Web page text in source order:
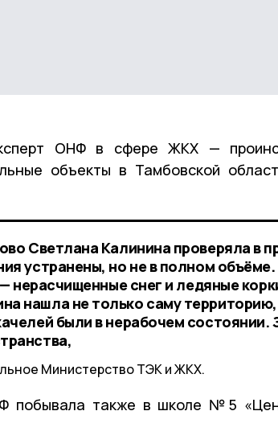
ОНФ в сфере ЖКХ —
объекты в Тамбовской
Светлана Калинина проверяла в
устранены, но не в полном
нерасчищенные снег и ледяные
нашла не только саму
были в нерабочем состоянии.
Министерство ТЭК и ЖКХ.
побывала также в школе №5